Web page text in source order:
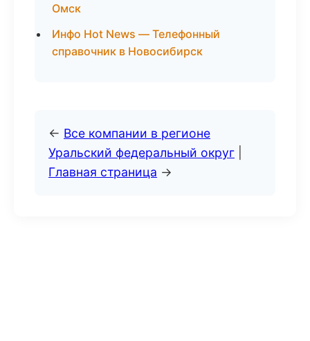
Омск
Инфо Hot News — Телефонный
справочник в Новосибирск
← Все компании в регионе
Уральский федеральный округ
Главная страница →